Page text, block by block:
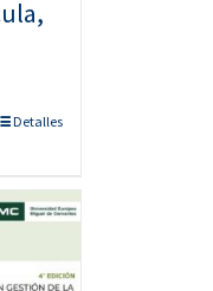
Detalles